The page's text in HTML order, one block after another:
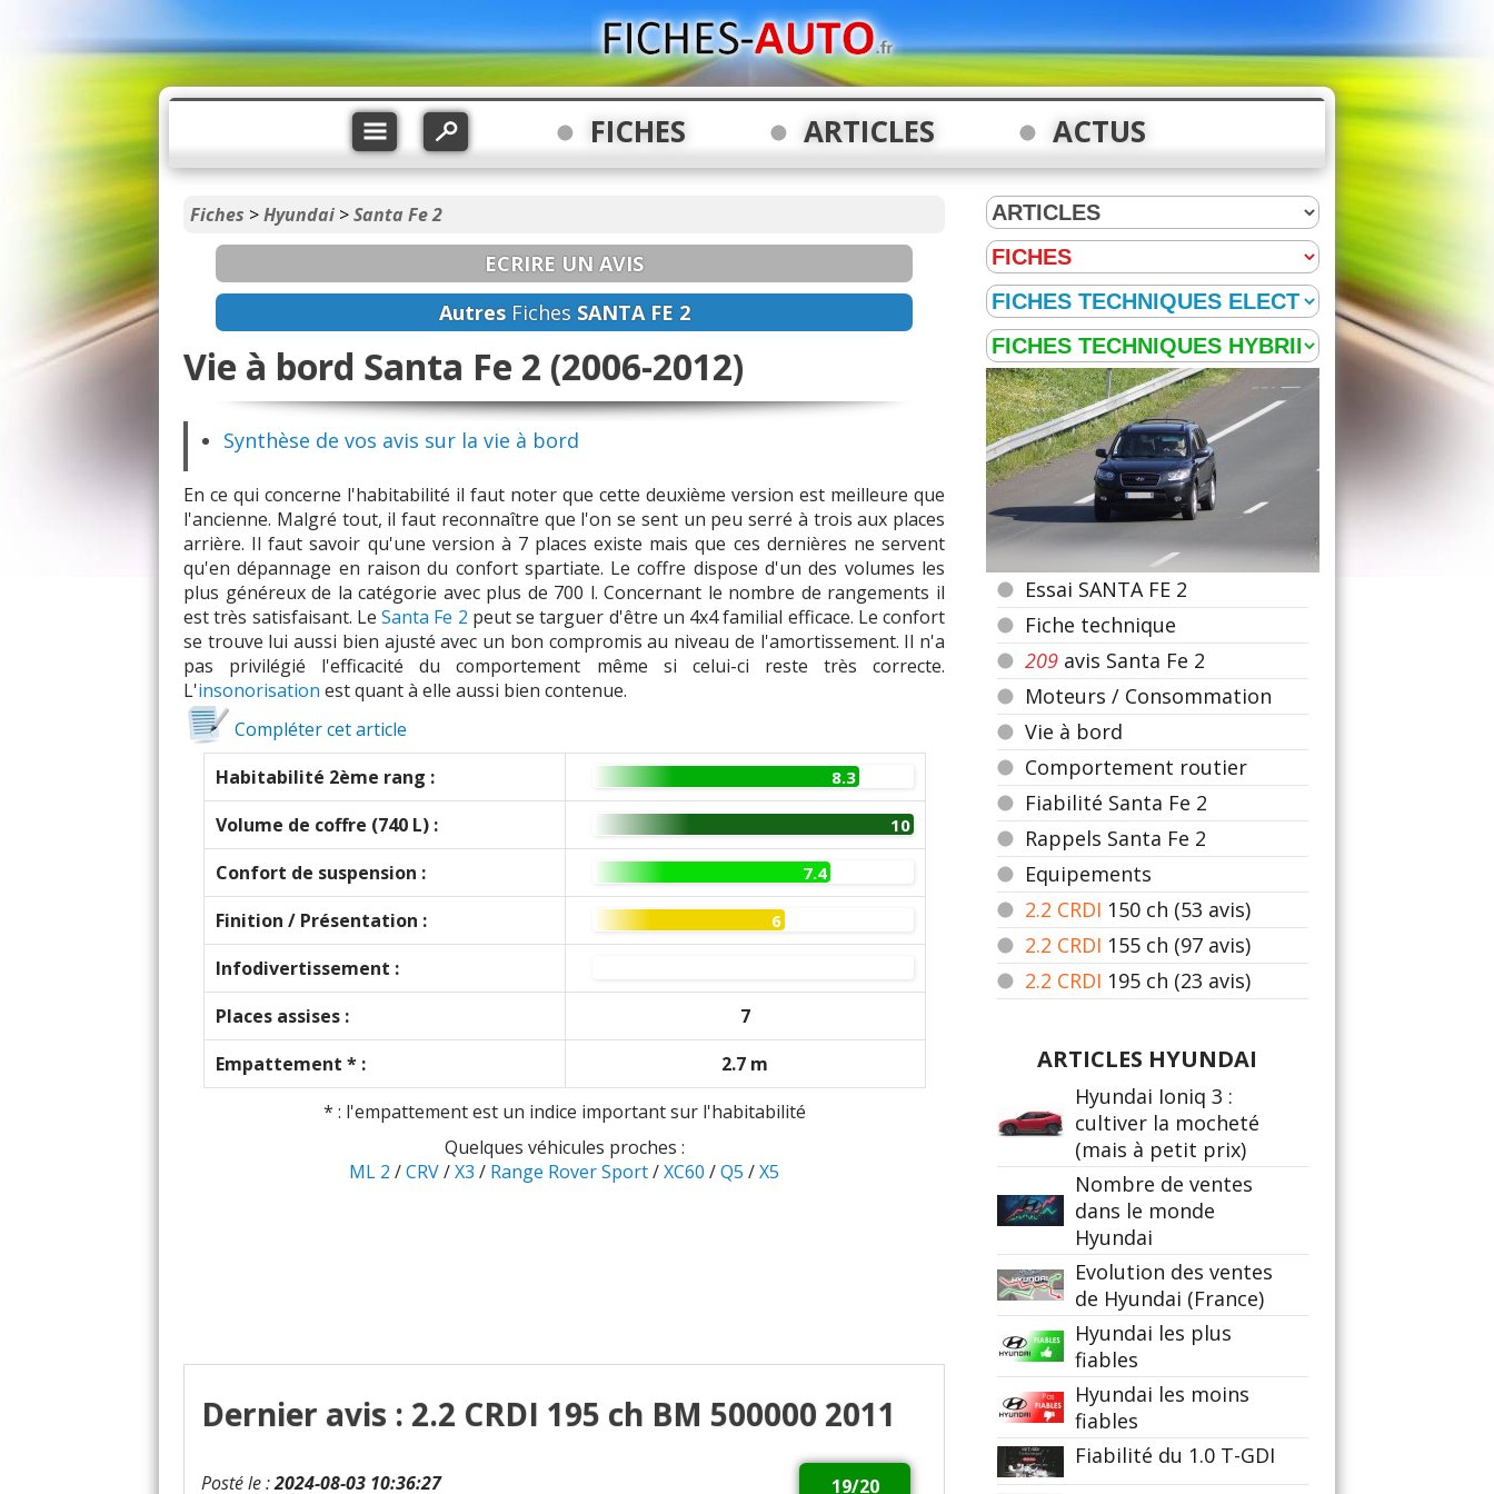
FICHES ARTICLES ACTUS
Fiches >Hyundai >Santa Fe 2
ECRIRE UN AVIS
AutresFiches SANTA FE 2
Vie à bord Santa Fe 2 (2006-2012)
Synthèse de vos avis sur la vie à bord
En ce qui concerne l'habitabilité il faut noter que cette deuxième version est meilleure que
l'ancienne. Malgré tout, il faut reconnaître que l'on se sent un peu serré à trois aux places
arrière. Il faut savoir qu'une version à 7 places existe mais que ces dernières ne servent
qu'en dépannage en raison du confort spartiate. Le coffre dispose d'un des volumes les
plus généreux de la catégorie avec plus de 700 l. Concernant le nombre de rangements il
est très satisfaisant. Le Santa Fe 2 peut se targuer d'être un 4x4 familial efficace. Le confort
se trouve lui aussi bien ajusté avec un bon compromis au niveau de l'amortissement. Il n'a
pas privilégié l'efficacité du comportement même si celui-ci reste très correcte.
L'insonorisation est quant à elle aussi bien contenue.
Compléter cet article
Habitabilité 2ème rang :
8.3
Volume de coffre (740 L) : 10
Confort de suspension : 7.4
Finition / Présentation : 6
Infodivertissement :
Places assises :
7
Empattement * :
2.7 m
* : l'empattement est un indice important sur l'habitabilité
Quelques véhicules proches :
ML 2 /CRV/X3 / Range Rover Sport/XC60 /Q5 /X5
Dernier avis : 2.2 CRDI 195 ch BM 500000 2011
19/20
Posté le :2024-08-03 10:36:27
Essai SANTA FE 2
Fiche technique
209 avis Santa Fe 2
Moteurs / Consommation
Vie à bord
Comportement routier
Fiabilité Santa Fe 2
Rappels Santa Fe 2
Equipements
2.2 CRDI 150 ch (53 avis)
2.2 CRDI 155 ch (97 avis)
2.2 CRDI 195 ch (23 avis)
ARTICLES HYUNDAI
Hyundai Ioniq 3 :
cultiver la mocheté
(mais à petit prix)
Nombre de ventes
dans le monde
Hyundai
Evolution des ventes
de Hyundai (France)
Hyundai les plus
fiables
Hyundai les moins
fiables
Fiabilité du 1.0 T-GDI